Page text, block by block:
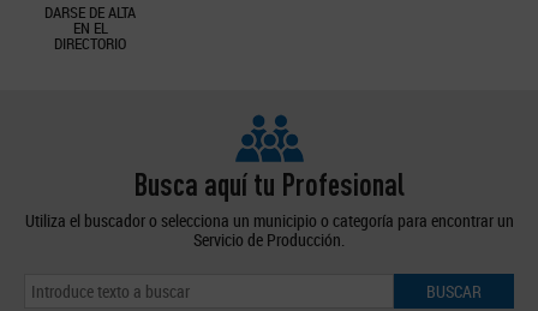
DARSE DE ALTA
EN EL
DIRECTORIO
Busca aquí tu Profesional
Utiliza el buscador o selecciona un municipio o categoría para encontrar un
Servicio de Producción.
BUSCAR